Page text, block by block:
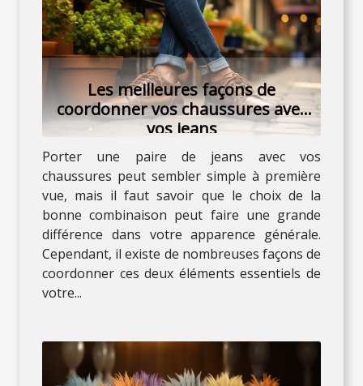
Les meilleures façons de
coordonner vos chaussures avec
vos jeans
Porter une paire de jeans avec vos
chaussures peut sembler simple à première
vue, mais il faut savoir que le choix de la
bonne combinaison peut faire une grande
différence dans votre apparence générale.
Cependant, il existe de nombreuses façons de
coordonner ces deux éléments essentiels de
votre...